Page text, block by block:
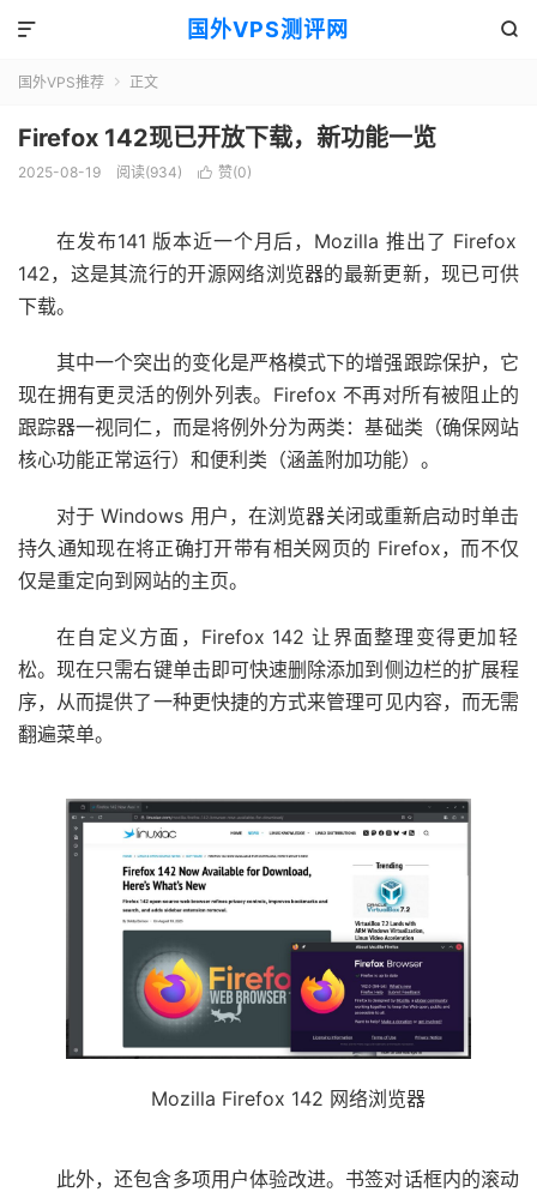
国外VPS测评网 

国外VPS推荐  正文
Firefox 142现已开放下载，新功能一览
2025-08-19 阅读(934)  赞(0)
在发布141 版本近一个月后，Mozilla 推出了 Firefox
142，这是其流行的开源网络浏览器的最新更新，现已可供
下载。
其中一个突出的变化是严格模式下的增强跟踪保护，它
现在拥有更灵活的例外列表。Firefox 不再对所有被阻止的
跟踪器一视同仁，而是将例外分为两类：基础类（确保网站
核心功能正常运行）和便利类（涵盖附加功能）。
对于 Windows 用户，在浏览器关闭或重新启动时单击
持久通知现在将正确打开带有相关网页的 Firefox，而不仅
仅是重定向到网站的主页。
在自定义方面，Firefox 142 让界面整理变得更加轻
松。现在只需右键单击即可快速删除添加到侧边栏的扩展程
序，从而提供了一种更快捷的方式来管理可见内容，而无需
翻遍菜单。
Mozilla Firefox 142 网络浏览器
此外，还包含多项用户体验改进。书签对话框内的滚动